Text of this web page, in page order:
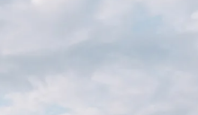
Belastingadvies